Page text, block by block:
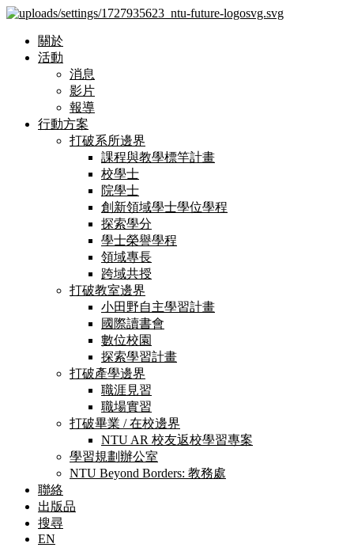
關於
活動
消息
影片
報導
行動方案
打破系所邊界
課程與教學標竿計畫
校學士
院學士
創新領域學士學位學程
探索學分
學士榮譽學程
領域專長
跨域共授
打破教室邊界
小田野自主學習計畫
國際讀書會
數位校園
探索學習計畫
打破產學邊界
職涯見習
職場實習
打破畢業 / 在校邊界
NTU AR 校友返校學習專案
學習規劃辦公室
NTU Beyond Borders: 教務處
聯絡
出版品
搜尋
EN